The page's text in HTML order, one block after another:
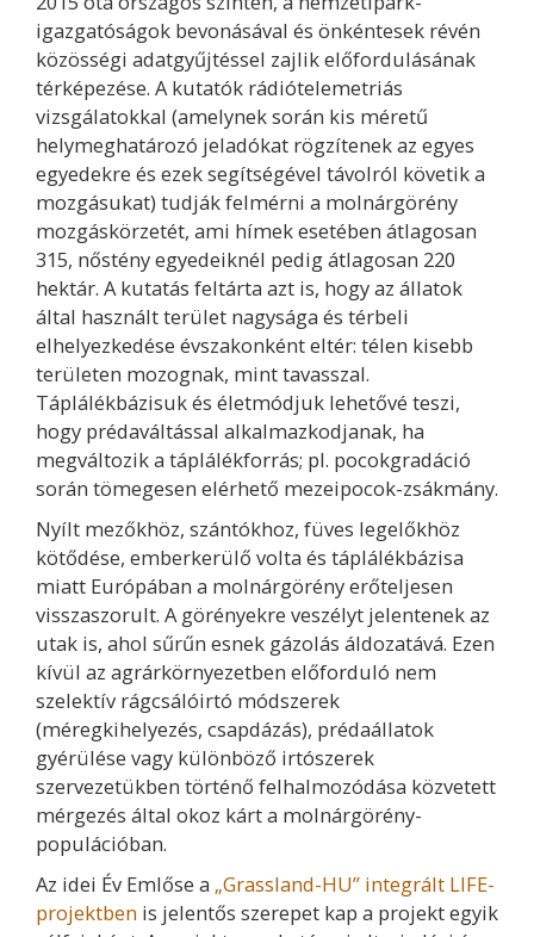
igazgatóságok bevonásával és önkéntesek révén
közösségi adatgyűjtéssel zajlik előfordulásának
térképezése. A kutatók rádiótelemetriás
vizsgálatokkal (amelynek során kis méretű
helymeghatározó jeladókat rögzítenek az egyes
egyedekre és ezek segítségével távolról követik a
mozgásukat) tudják felmérni a molnárgörény
mozgáskörzetét, ami hímek esetében átlagosan
315, nőstény egyedeiknél pedig átlagosan 220
hektár. A kutatás feltárta azt is, hogy az állatok
által használt terület nagysága és térbeli
elhelyezkedése évszakonként eltér: télen kisebb
területen mozognak, mint tavasszal.
Táplálékbázisuk és életmódjuk lehetővé teszi,
hogy prédaváltással alkalmazkodjanak, ha
megváltozik a táplálékforrás; pl. pocokgradáció
során tömegesen elérhető mezeipocok-zsákmány.
Nyílt mezőkhöz, szántókhoz, füves legelőkhöz
kötődése, emberkerülő volta és táplálékbázisa
miatt Európában a molnárgörény erőteljesen
visszaszorult. A görényekre veszélyt jelentenek az
utak is, ahol sűrűn esnek gázolás áldozatává. Ezen
kívül az agrárkörnyezetben előforduló nem
szelektív rágcsálóirtó módszerek
(méregkihelyezés, csapdázás), prédaállatok
gyérülése vagy különböző irtószerek
szervezetükben történő felhalmozódása közvetett
mérgezés által okoz kárt a molnárgörény-
populációban.
Az idei Év Emlőse a „Grassland-HU” integrált LIFE-
projektben is jelentős szerepet kap a projekt egyik